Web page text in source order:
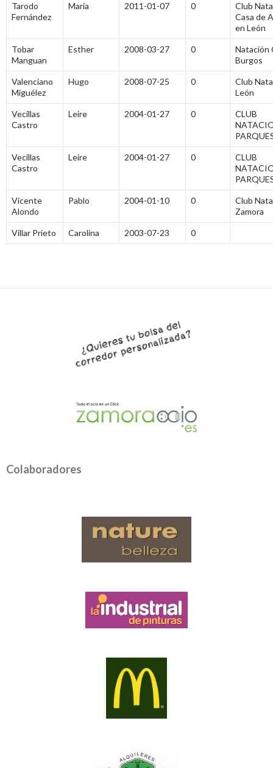
Tarodo
Fernández
María 2011-01-07 0
Club
Casa de
en León
Tobar
Manguan
Esther 2008-03-27 0
Natación
Burgos
Valenciano
Miguélez
Hugo 2008-07-25 0
Club
León
Vecillas
Castro
Leire 2004-01-27 0
CLUB
Vecillas
Castro
Leire 2004-01-27 0
CLUB
Vicente
Alondo
Pablo 2004-01-10 0
Club
Zamora
Villar Prieto Carolina 2003-07-23 0
Colaboradores